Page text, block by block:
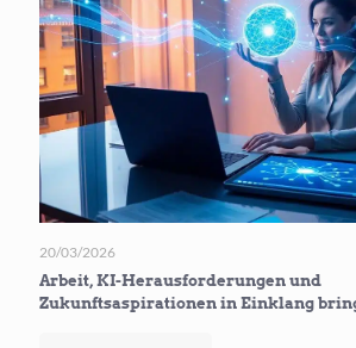
20/03/2026
Arbeit, KI-Herausforderungen und
Zukunftsaspirationen in Einklang